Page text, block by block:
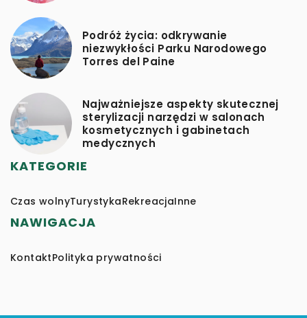
Podróż życia: odkrywanie
niezwykłości Parku Narodowego
Torres del Paine
Najważniejsze aspekty skutecznej
sterylizacji narzędzi w salonach
kosmetycznych i gabinetach
medycznych
KATEGORIE
Czas wolnyTurystykaRekreacjaInne
NAWIGACJA
KontaktPolityka prywatności